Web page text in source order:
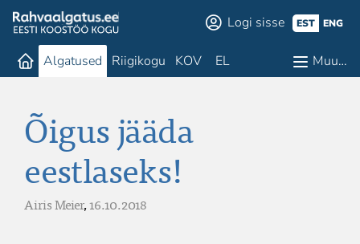
Logi sisse EST ENG
Algatused Riigikogu KOV EL Muu…
Õigus jääda
eestlaseks!
Airis Meier,16.10.2018